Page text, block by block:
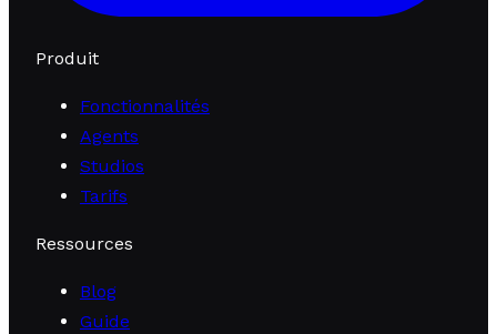
Produit
Fonctionnalités
Agents
Studios
Tarifs
Ressources
Blog
Guide